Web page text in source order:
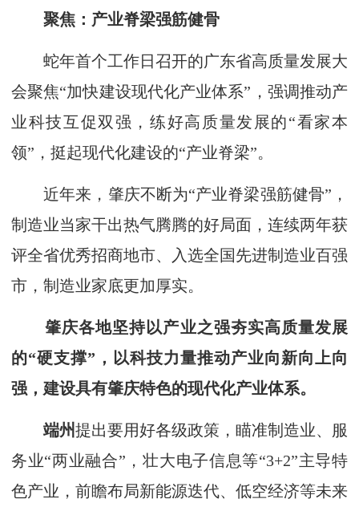
聚焦：产业脊梁强筋健骨
蛇年首个工作日召开的广东省高质量发展大
会聚焦“加快建设现代化产业体系”，强调推动产
业科技互促双强，练好高质量发展的“看家本
领”，挺起现代化建设的“产业脊梁”。
近年来，肇庆不断为“产业脊梁强筋健骨”，
制造业当家干出热气腾腾的好局面，连续两年获
评全省优秀招商地市、入选全国先进制造业百强
市，制造业家底更加厚实。
肇庆各地坚持以产业之强夯实高质量发展
的“硬支撑”，以科技力量推动产业向新向上向
强，建设具有肇庆特色的现代化产业体系。
端州提出要用好各级政策，瞄准制造业、服
务业“两业融合”，壮大电子信息等“3+2”主导特
色产业，前瞻布局新能源迭代、低空经济等未来